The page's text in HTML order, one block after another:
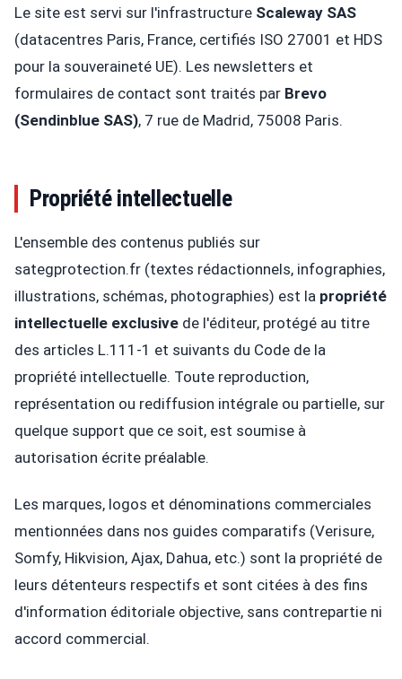
Le site est servi sur l'infrastructure Scaleway SAS
(datacentres Paris, France, certifiés ISO 27001 et HDS
pour la souveraineté UE). Les newsletters et
formulaires de contact sont traités par Brevo
(Sendinblue SAS), 7 rue de Madrid, 75008 Paris.
Propriété intellectuelle
L'ensemble des contenus publiés sur
sategprotection.fr (textes rédactionnels, infographies,
illustrations, schémas, photographies) est la propriété
intellectuelle exclusive de l'éditeur, protégé au titre
des articles L.111-1 et suivants du Code de la
propriété intellectuelle. Toute reproduction,
représentation ou rediffusion intégrale ou partielle, sur
quelque support que ce soit, est soumise à
autorisation écrite préalable.
Les marques, logos et dénominations commerciales
mentionnées dans nos guides comparatifs (Verisure,
Somfy, Hikvision, Ajax, Dahua, etc.) sont la propriété de
leurs détenteurs respectifs et sont citées à des fins
d'information éditoriale objective, sans contrepartie ni
accord commercial.